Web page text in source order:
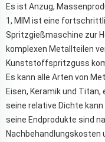
Es ist Anzug,
1, MIM ist eine
Spritzgießmaschine zur
komplexen Metallteilen
Kunststoffspritzguss
Es kann alle Arten von
Eisen, Keramik und Titan,
seine relative Dichte
seine Endprodukte sind
Nachbehandlungskosten